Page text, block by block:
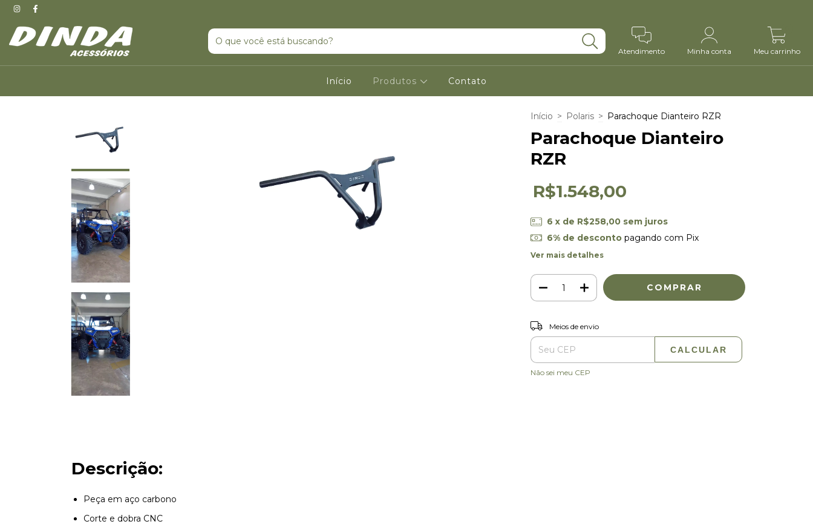
Atendimento Minha conta Meu carrinho
Início Produtos Contato
Descrição:
Peça em aço carbono
Corte e dobra CNC
Início > Polaris > Parachoque Dianteiro RZR
Parachoque Dianteiro
RZR
R$1.548,00
6 x de R$258,00 sem juros
6% de descontopagando com Pix
Ver mais detalhes
Entregas para o CEP:
Meios de envio
CALCULAR
Não sei meu CEP